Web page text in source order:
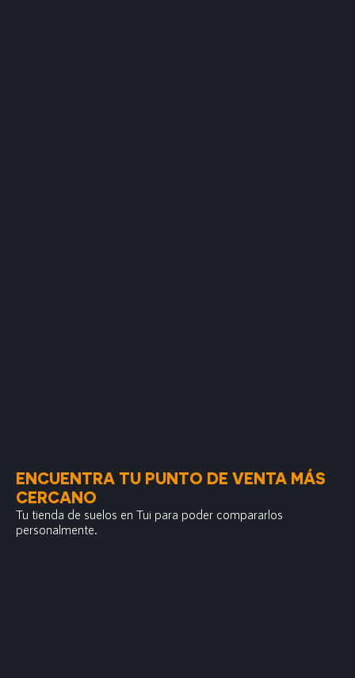
ENCUENTRA TU PUNTO DE VENTA MÁS
CERCANO
Tu tienda de suelos en Tui para poder compararlos
personalmente.